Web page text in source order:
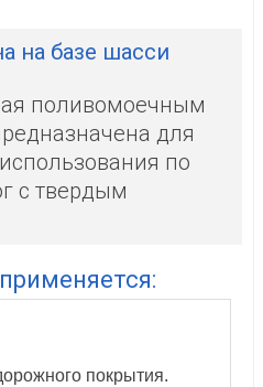
на базе шасси
поливомоечным
для
по
с твердым
покрытия.